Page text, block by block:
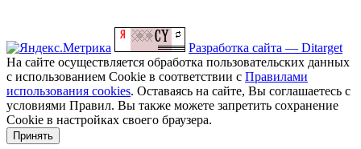
Разработка сайта — Ditarget
На сайте осуществляется обработка пользовательских данных
с использованием Cookie в соответствии с Правилами
использования cookies. Оставаясь на сайте, Вы соглашаетесь с
условиями Правил. Вы также можете запретить сохранение
Cookie в настройках своего браузера.
Принять